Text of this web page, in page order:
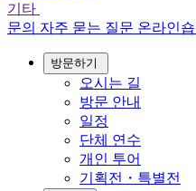
기타
문의 자주 묻는 질문 온라인숍
방문하기
오시는 길
방문 안내
일정
단체 연수
개인 투어
기획전・특별전